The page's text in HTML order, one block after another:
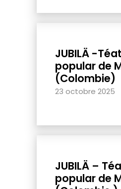
JUBILÄ -
popular de
(Colombie)
23 octobre 2025
JUBILÄ –
popular de